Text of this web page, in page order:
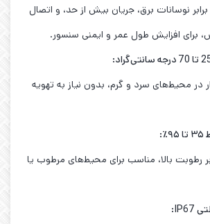
نوسانات برق، جریان بیش از حد، و اتصال
افزایش طول عمر و ایمنی سنسور.
:
در محیط‌های سرد و گرم، بدون نیاز به تهویه
:
رطوبت بالا، مناسب برای محیط‌های مرطوب یا